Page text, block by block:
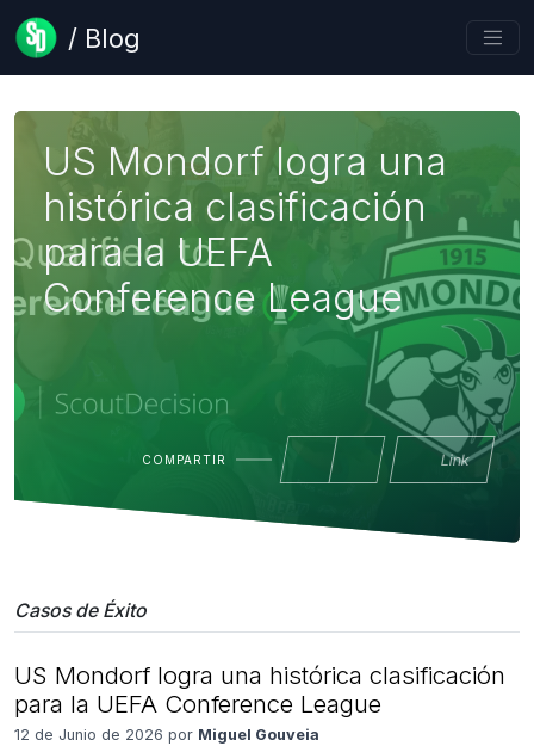
/ Blog
US Mondorf logra una
histórica clasificación
para la UEFA
Conference League
COMPARTIR Link
Casos de Éxito
US Mondorf logra una histórica clasificación
para la UEFA Conference League
12 de Junio de 2026 por Miguel Gouveia